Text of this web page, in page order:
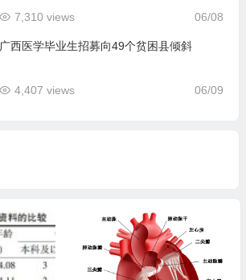
06/08
7,310 views
广西医学毕业生招募向49个贫困县倾斜
06/09
4,407 views